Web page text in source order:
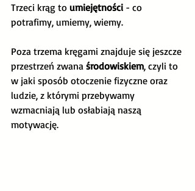
Trzeci krąg to umiejętności - co
potrafimy, umiemy, wiemy.
Poza trzema kręgami znajduje się jeszcze
przestrzeń zwana środowiskiem, czyli to
w jaki sposób otoczenie fizyczne oraz
ludzie, z którymi przebywamy
wzmacniają lub osłabiają naszą
motywację.